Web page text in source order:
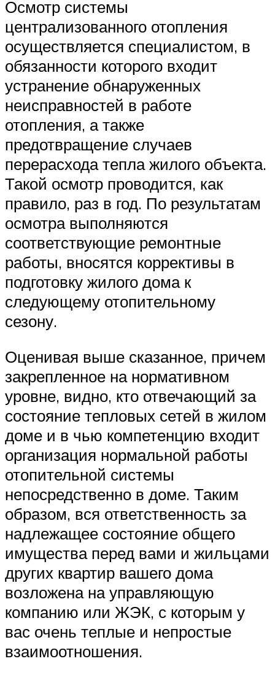
Осмотр системы
централизованного отопления
осуществляется специалистом, в
обязанности которого входит
устранение обнаруженных
неисправностей в работе
отопления, а также
предотвращение случаев
перерасхода тепла жилого объекта.
Такой осмотр проводится, как
правило, раз в год. По результатам
осмотра выполняются
соответствующие ремонтные
работы, вносятся коррективы в
подготовку жилого дома к
следующему отопительному
сезону.
Оценивая выше сказанное, причем
закрепленное на нормативном
уровне, видно, кто отвечающий за
состояние тепловых сетей в жилом
доме и в чью компетенцию входит
организация нормальной работы
отопительной системы
непосредственно в доме. Таким
образом, вся ответственность за
надлежащее состояние общего
имущества перед вами и жильцами
других квартир вашего дома
возложена на управляющую
компанию или ЖЭК, с которым у
вас очень теплые и непростые
взаимоотношения.